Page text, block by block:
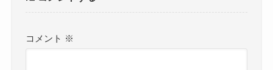
コメント ※